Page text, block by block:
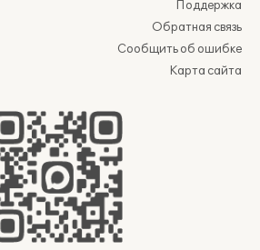
Поддержка
Обратная связь
Сообщить об ошибке
Карта сайта